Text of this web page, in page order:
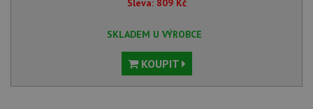
Sleva: 809 Kč
SKLADEM U VÝROBCE
KOUPIT